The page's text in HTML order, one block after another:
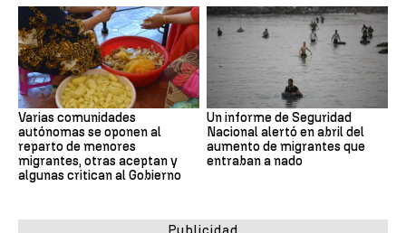
Varias comunidades
autónomas se oponen al
reparto de menores
migrantes, otras aceptan y
algunas critican al Gobierno
Un informe de Seguridad
Nacional alertó en abril del
aumento de migrantes que
entraban a nado